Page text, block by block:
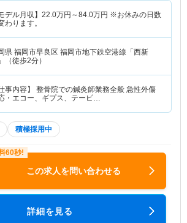
デル月収】 22.0万円～84.0万円 ※お休みの日数
わります。
県 福岡市早良区 福岡市地下鉄空港線「西新
（徒歩2分）
事内容】 整骨院での鍼灸師業務全般 急性外傷
・エコー、ギプス、テーピ…
積極採用中
この求人を問い合わせる
詳細を見る